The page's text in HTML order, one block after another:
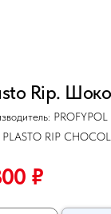
Rip.
PLASTO RIP
₽